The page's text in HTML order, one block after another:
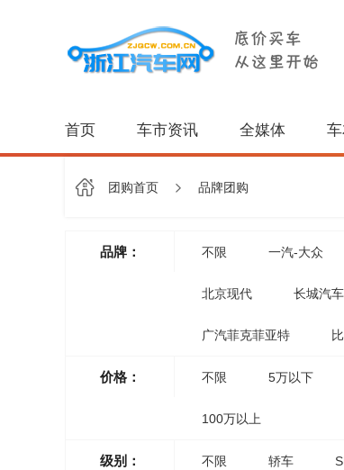
首页 车市资讯 全媒体
团购首页 品牌团购
品牌： 不限 一汽-大众
北京现代 长城汽车
广汽菲克菲亚特
价格： 不限 5万以下
100万以上
级别： 不限 轿车